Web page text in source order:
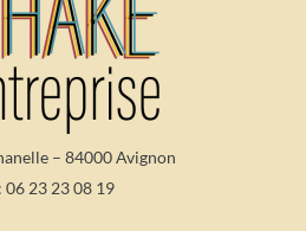
– 84000 Avignon
06 23 23 08 19